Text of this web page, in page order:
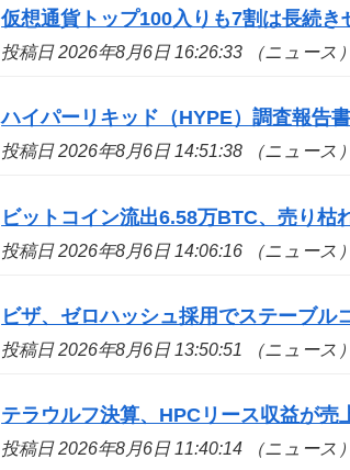
仮想通貨トップ100入りも7割は長続
投稿日 2026年8月6日 16:26:33 （ニュース）
ハイパーリキッド（HYPE）調査報告
投稿日 2026年8月6日 14:51:38 （ニュース）
ビットコイン流出6.58万BTC、売り枯
投稿日 2026年8月6日 14:06:16 （ニュース）
ビザ、ゼロハッシュ採用でステーブル
投稿日 2026年8月6日 13:50:51 （ニュース）
テラウルフ決算、HPCリース収益が売
投稿日 2026年8月6日 11:40:14 （ニュース）